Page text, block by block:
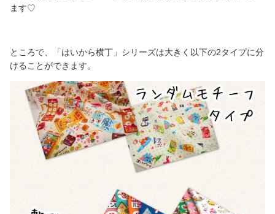
ます♡
ところで、「はいから横丁」シリーズは大きく以下の2タイプに分
けることができます。